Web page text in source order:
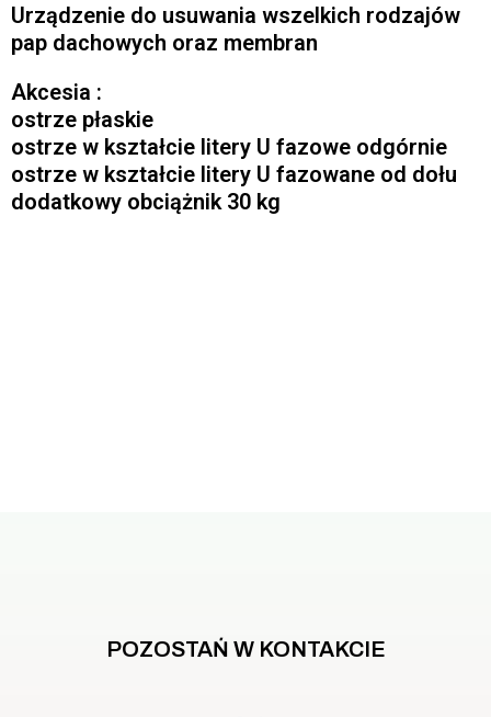
Urządzenie do usuwania wszelkich rodzajów
pap dachowych oraz membran
Akcesia :
ostrze płaskie
ostrze w kształcie litery U fazowe odgórnie
ostrze w kształcie litery U fazowane od dołu
dodatkowy obciążnik 30 kg
POZOSTAŃ W KONTAKCIE